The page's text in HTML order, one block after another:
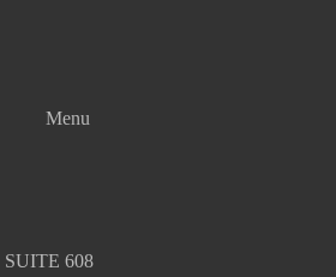
Menu
SUITE 608